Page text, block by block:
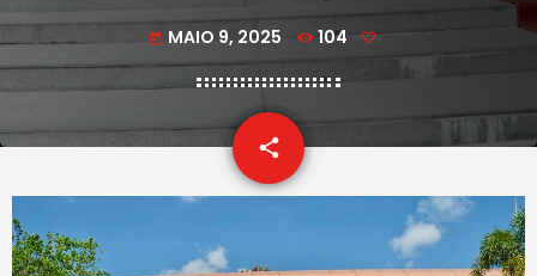
today MAIO 9, 2025 104
share
email